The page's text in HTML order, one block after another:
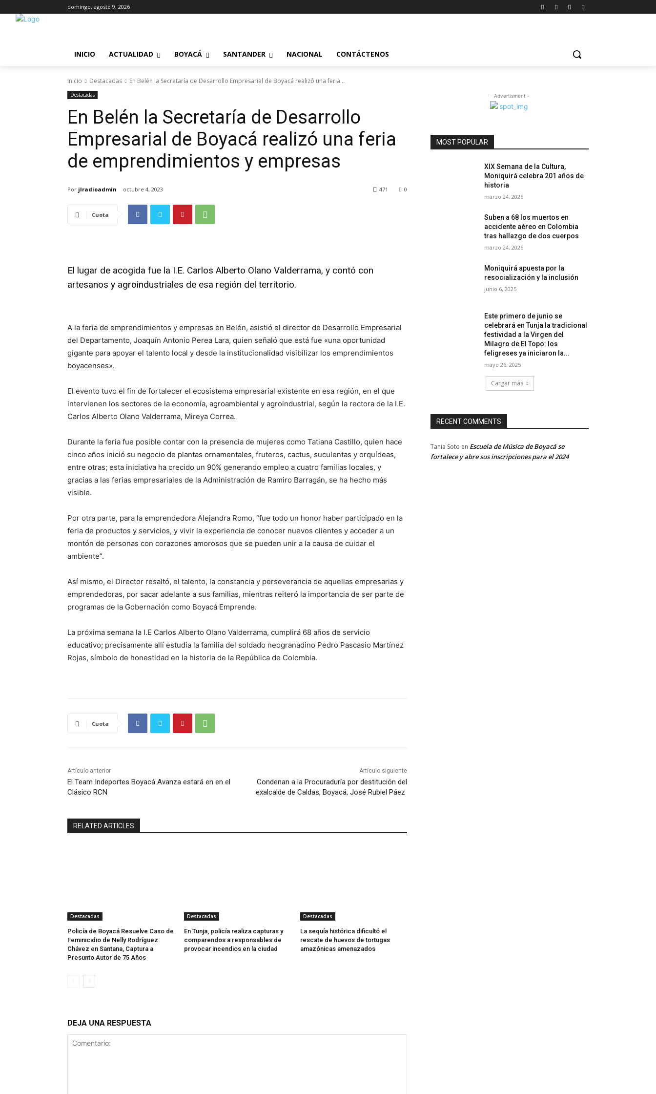
domingo, agosto 9, 2026
INICIO ACTUALIDAD BOYACÁ SANTANDER NACIONAL CONTÁCTENOS
Inicio Destacadas En Belén la Secretaría de Desarrollo Empresarial de Boyacá realizó una feria...
Destacadas
En Belén la Secretaría de Desarrollo
Empresarial de Boyacá realizó una feria
de emprendimientos y empresas
Por jlradioadmin octubre 4, 2023 0
471
Cuota
El lugar de acogida fue la I.E. Carlos Alberto Olano Valderrama, y contó con
artesanos y agroindustriales de esa región del territorio.
A la feria de emprendimientos y empresas en Belén, asistió el director de Desarrollo Empresarial
del Departamento, Joaquín Antonio Perea Lara, quien señaló que está fue «una oportunidad
gigante para apoyar el talento local y desde la institucionalidad visibilizar los emprendimientos
boyacenses».
El evento tuvo el fin de fortalecer el ecosistema empresarial existente en esa región, en el que
intervienen los sectores de la economía, agroambiental y agroindustrial, según la rectora de la I.E.
Carlos Alberto Olano Valderrama, Mireya Correa.
Durante la feria fue posible contar con la presencia de mujeres como Tatiana Castillo, quien hace
cinco años inició su negocio de plantas ornamentales, fruteros, cactus, suculentas y orquídeas,
entre otras; esta iniciativa ha crecido un 90% generando empleo a cuatro familias locales, y
gracias a las ferias empresariales de la Administración de Ramiro Barragán, se ha hecho más
visible.
Por otra parte, para la emprendedora Alejandra Romo, “fue todo un honor haber participado en la
feria de productos y servicios, y vivir la experiencia de conocer nuevos clientes y acceder a un
montón de personas con corazones amorosos que se pueden unir a la causa de cuidar el
ambiente”.
Así mismo, el Director resaltó, el talento, la constancia y perseverancia de aquellas empresarias y
emprendedoras, por sacar adelante a sus familias, mientras reiteró la importancia de ser parte de
programas de la Gobernación como Boyacá Emprende.
La próxima semana la I.E Carlos Alberto Olano Valderrama, cumplirá 68 años de servicio
educativo; precisamente allí estudia la familia del soldado neogranadino Pedro Pascasio Martínez
Rojas, símbolo de honestidad en la historia de la República de Colombia.
Cuota
Artículo anterior
El Team Indeportes Boyacá Avanza estará en en el
Clásico RCN
Artículo siguiente
Condenan a la Procuraduría por destitución del
exalcalde de Caldas, Boyacá, José Rubiel Páez
RELATED ARTICLES
Destacadas
Policía de Boyacá Resuelve Caso de
Feminicidio de Nelly Rodríguez
Chávez en Santana, Captura a
Presunto Autor de 75 Años
Destacadas
En Tunja, policía realiza capturas y
comparendos a responsables de
provocar incendios en la ciudad
Destacadas
La sequía histórica dificultó el
rescate de huevos de tortugas
amazónicas amenazados
DEJA UNA RESPUESTA
- Advertisment -
MOST POPULAR
XIX Semana de la Cultura,
Moniquirá celebra 201 años de
historia
marzo 24, 2026
Suben a 68 los muertos en
accidente aéreo en Colombia
tras hallazgo de dos cuerpos
marzo 24, 2026
Moniquirá apuesta por la
resocialización y la inclusión
junio 6, 2025
Este primero de junio se
celebrará en Tunja la tradicional
festividad a la Virgen del
Milagro de El Topo: los
feligreses ya iniciaron la...
mayo 26, 2025
Cargar más
RECENT COMMENTS
Tania Soto en Escuela de Música de Boyacá se
fortalece y abre sus inscripciones para el 2024